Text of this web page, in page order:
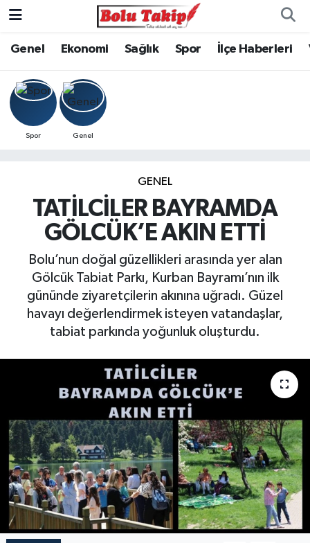
Genel Ekonomi Sağlık Spor İlçe Haberleri
Spor Genel
GENEL
TATİLCİLER BAYRAMDA
GÖLCÜK’E AKIN ETTİ
Bolu’nun doğal güzellikleri arasında yer alan
Gölcük Tabiat Parkı, Kurban Bayramı’nın ilk
gününde ziyaretçilerin akınına uğradı. Güzel
havayı değerlendirmek isteyen vatandaşlar,
tabiat parkında yoğunluk oluşturdu.